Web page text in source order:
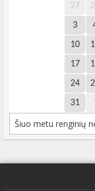
27
3
10
17
24
31
Šiuo metu renginių